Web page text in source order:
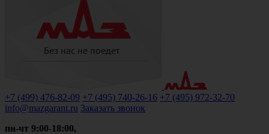
+7 (499) 476-82-09 +7 (495) 740-26-16 +7 (495) 972-32-70
info@mazgarant.ru Заказать звонок
пн-чт 9:00-18:00,